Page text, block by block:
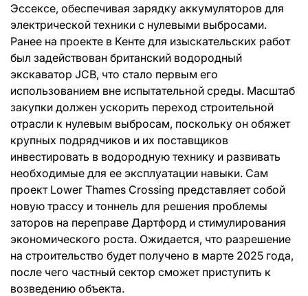
Эссексе, обеспечивая зарядку аккумуляторов для
электрической техники с нулевыми выбросами.
Ранее на проекте в Кенте для изыскательских работ
был задействован британский водородный
экскаватор JCB, что стало первым его
использованием вне испытательной среды. Масштаб
закупки должен ускорить переход строительной
отрасли к нулевым выбросам, поскольку он обяжет
крупных подрядчиков и их поставщиков
инвестировать в водородную технику и развивать
необходимые для ее эксплуатации навыки. Сам
проект Lower Thames Crossing представляет собой
новую трассу и тоннель для решения проблемы
заторов на переправе Дартфорд и стимулирования
экономического роста. Ожидается, что разрешение
на строительство будет получено в марте 2025 года,
после чего частный сектор сможет приступить к
возведению объекта.